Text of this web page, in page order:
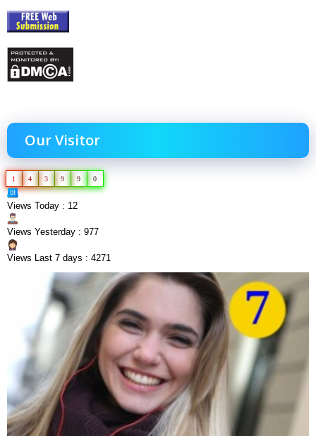
Our Visitor
1 4 3 9 9 0
Views Today : 12
Views Yesterday : 977
Views Last 7 days : 4271